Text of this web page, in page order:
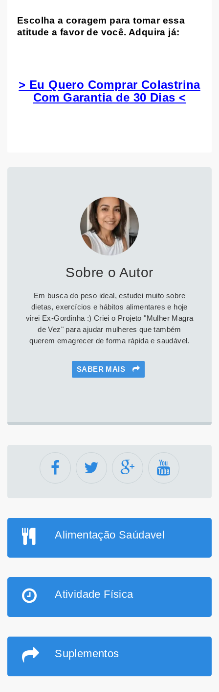
Escolha a coragem para tomar essa
atitude a favor de você. Adquira já:
> Eu Quero Comprar Colastrina
Com Garantia de 30 Dias <
Sobre o Autor
Em busca do peso ideal, estudei muito sobre
dietas, exercícios e hábitos alimentares e hoje
virei Ex-Gordinha :) Criei o Projeto "Mulher Magra
de Vez" para ajudar mulheres que também
querem emagrecer de forma rápida e saudável.
SABER MAIS
Alimentação Saúdavel
Atividade Física
Suplementos